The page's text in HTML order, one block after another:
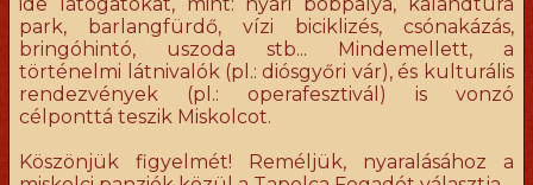
park, barlangfürdő, vízi biciklizés, csónakázás,
bringóhintó, uszoda stb... Mindemellett, a
történelmi látnivalók (pl.: diósgyőri vár), és kulturális
rendezvények (pl.: operafesztivál) is vonzó
célponttá teszik Miskolcot.
Köszönjük figyelmét! Reméljük, nyaralásához a